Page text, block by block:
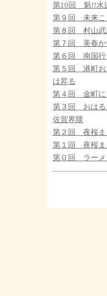
第10回 魁!!水
第９回 未来こ
第８回 村山武
第７回 美春か
第６回 南国行
第５回 港町お
は昇る
第４回 金町に
第３回 おはる
佐賀界隈
第２回 夜桜ま
第１回 夜桜ま
第０回 ラーメ